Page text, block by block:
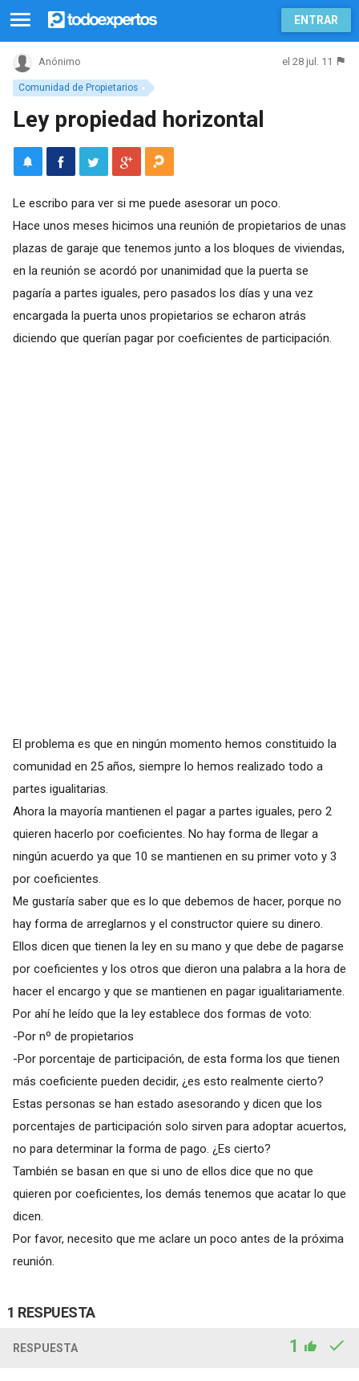
ENTRAR
Comunidad de Propietarios
Anónimo el 28 jul. 11
Ley propiedad horizontal
Le escribo para ver si me puede asesorar un poco.
Hace unos meses hicimos una reunión de propietarios de unas
plazas de garaje que tenemos junto a los bloques de viviendas,
en la reunión se acordó por unanimidad que la puerta se
pagaría a partes iguales, pero pasados los días y una vez
encargada la puerta unos propietarios se echaron atrás
diciendo que querían pagar por coeficientes de participación.
El problema es que en ningún momento hemos constituido la
comunidad en 25 años, siempre lo hemos realizado todo a
partes igualitarias.
Ahora la mayoría mantienen el pagar a partes iguales, pero 2
quieren hacerlo por coeficientes. No hay forma de llegar a
ningún acuerdo ya que 10 se mantienen en su primer voto y 3
por coeficientes.
Me gustaría saber que es lo que debemos de hacer, porque no
hay forma de arreglarnos y el constructor quiere su dinero.
Ellos dicen que tienen la ley en su mano y que debe de pagarse
por coeficientes y los otros que dieron una palabra a la hora de
hacer el encargo y que se mantienen en pagar igualitariamente.
Por ahí he leído que la ley establece dos formas de voto:
-Por nº de propietarios
-Por porcentaje de participación, de esta forma los que tienen
más coeficiente pueden decidir, ¿es esto realmente cierto?
Estas personas se han estado asesorando y dicen que los
porcentajes de participación solo sirven para adoptar acuertos,
no para determinar la forma de pago. ¿Es cierto?
También se basan en que si uno de ellos dice que no que
quieren por coeficientes, los demás tenemos que acatar lo que
dicen.
Por favor, necesito que me aclare un poco antes de la próxima
reunión.
1 RESPUESTA
RESPUESTA 1